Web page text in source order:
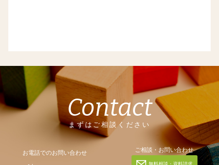
Contact
まずはご相談ください
お電話でのお問い合わせ ご相談・お問い合わせ
無料相談・資料請求